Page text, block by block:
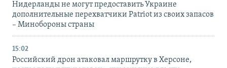
Нидерланды не могут предоставить Украине
дополнительные перехватчики Patriot из своих запасов
– Минобороны страны
15:02
Российский дрон атаковал маршрутку в Херсоне,